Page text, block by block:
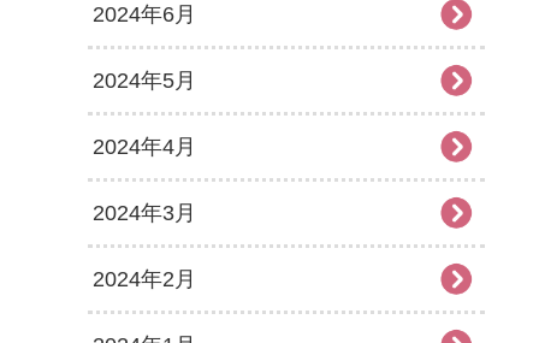
2024年6月
2024年5月
2024年4月
2024年3月
2024年2月